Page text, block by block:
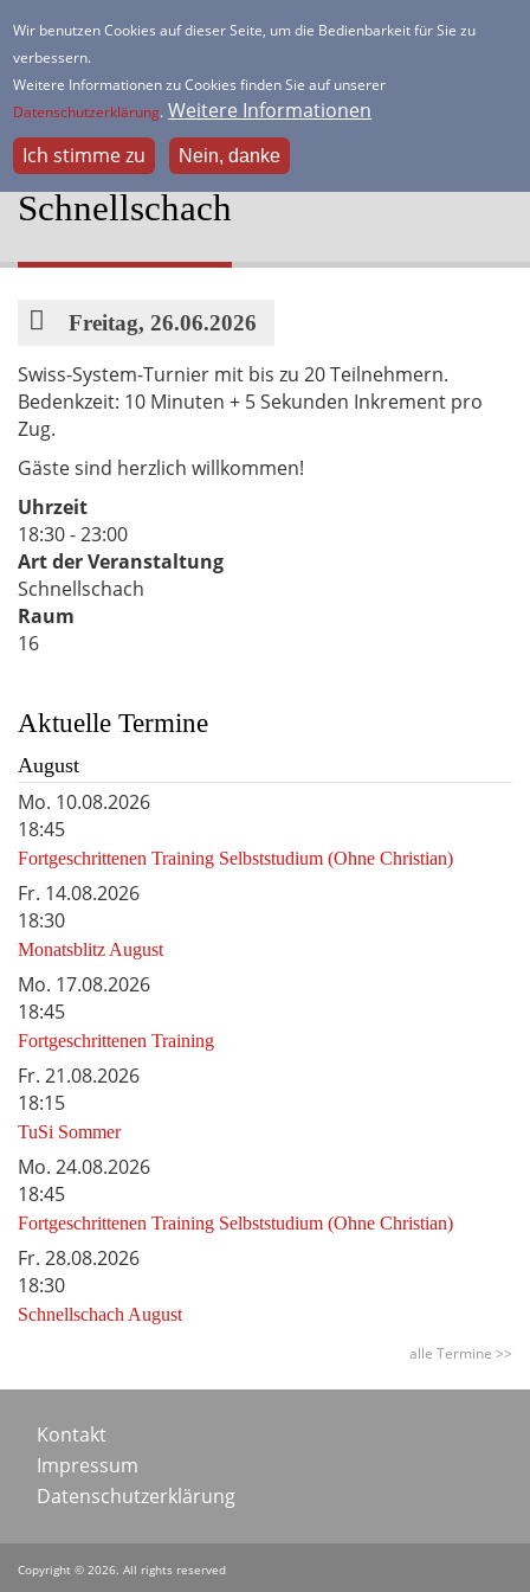
Wir benutzen Cookies auf dieser Seite, um die Bedienbarkeit für Sie zu
verbessern.
Weitere Informationen zu Cookies finden Sie auf unserer
Datenschutzerklärung. Weitere Informationen
Ich stimme zu
Nein, danke
zum
Inhalt
Dein freundlicher Schachverein
Schnellschach
DatumFreitag, 26.06.2026
Swiss-System-Turnier mit bis zu 20 Teilnehmern.
Bedenkzeit: 10 Minuten + 5 Sekunden Inkrement pro
Zug.
Gäste sind herzlich willkommen!
Uhrzeit
18:30 - 23:00
Art der Veranstaltung
Schnellschach
Raum
16
Aktuelle Termine
August
Mo. 10.08.2026
18:45
Fortgeschrittenen Training Selbststudium (Ohne Christian)
Fr. 14.08.2026
18:30
Monatsblitz August
Mo. 17.08.2026
18:45
Fortgeschrittenen Training
Fr. 21.08.2026
18:15
TuSi Sommer
Mo. 24.08.2026
18:45
Fortgeschrittenen Training Selbststudium (Ohne Christian)
Fr. 28.08.2026
18:30
Schnellschach August
alle Termine >>
Footer
menu
Kontakt
Impressum
Datenschutzerklärung
Copyright © 2026. All rights reserved